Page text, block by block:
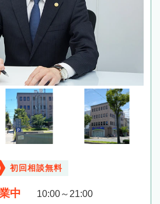
初回相談無料
中 10:00～21:00